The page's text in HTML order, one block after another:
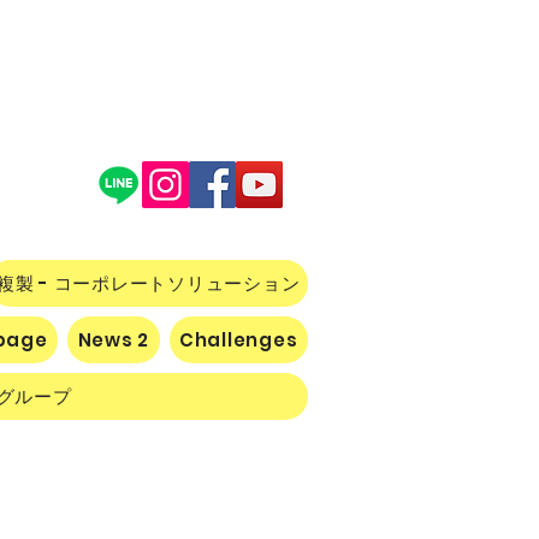
製 - コーポレートソリューション
News 2 Challenges
ループ